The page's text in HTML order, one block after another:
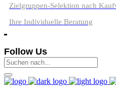
Zielgruppen-Selektion nach
Ihre Individuelle Beratung
Follow Us